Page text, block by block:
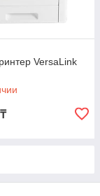
VersaLink
₸